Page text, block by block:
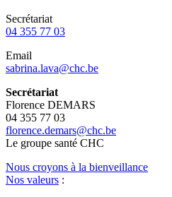
Secrétariat
04 355 77 03
Email
sabrina.lava@chc.be
Secrétariat
Florence DEMARS
04 355 77 03
florence.demars@chc.be
Le groupe santé CHC
Nous croyons à la bienveillance
Nos valeurs :